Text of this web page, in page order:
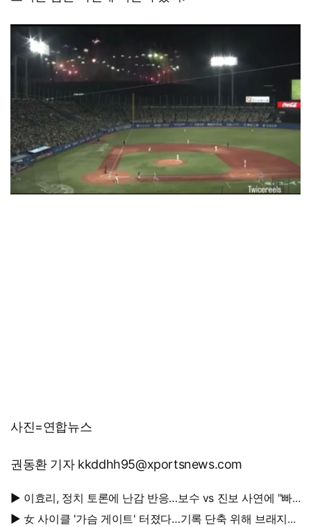
사진=연합뉴스
권동환 기자 kkddhh95@xportsnews.com
▶ 이효리, 정치 토론에 난감 반응…보수 vs 진보 사연에 "빠
지면 안 될까요?"
▶ 女 사이클 '가슴 게이트' 터졌다…기록 단축 위해 브래지어